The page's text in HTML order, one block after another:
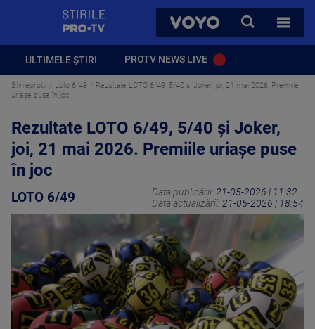
VOYO
CAUTA
TOATE
ULTIMELE ȘTIRI PROTV NEWS LIVE
Stirileprotv Loto 6/49
Rezultate LOTO 6/49, 5/40 și Joker, joi, 21 mai 2026. Premiile
uriașe puse în joc
Rezultate LOTO 6/49, 5/40 și Joker,
joi, 21 mai 2026. Premiile uriașe puse
în joc
LOTO 6/49 Data publicării: 21-05-2026 | 11:32
Data actualizării: 21-05-2026 | 18:54